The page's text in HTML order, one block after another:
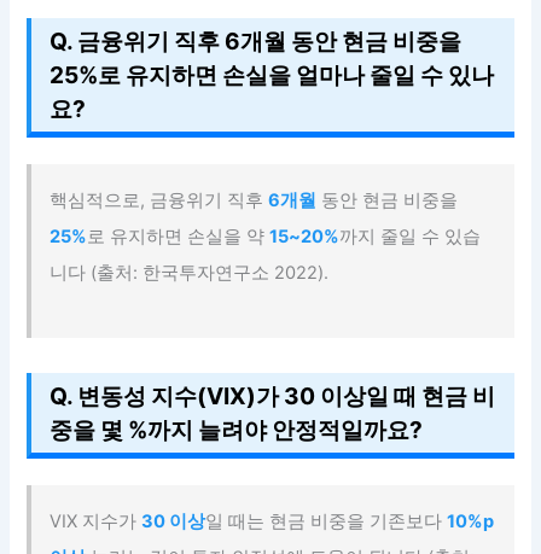
Q. 금융위기 직후 6개월 동안 현금 비중을
25%로 유지하면 손실을 얼마나 줄일 수 있나
요?
핵심적으로, 금융위기 직후6개월 동안 현금 비중을
25%로 유지하면 손실을 약15~20%까지 줄일 수 있습
니다 (출처: 한국투자연구소 2022).
Q. 변동성 지수(VIX)가 30 이상일 때 현금 비
중을 몇 %까지 늘려야 안정적일까요?
VIX 지수가30 이상일 때는 현금 비중을 기존보다10%p